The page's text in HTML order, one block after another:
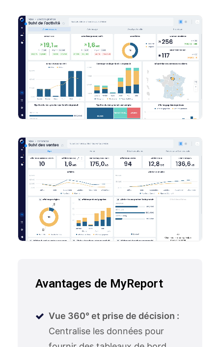
Avantages de MyReport
Vue 360° et prise de décision :
Centralise les données pour